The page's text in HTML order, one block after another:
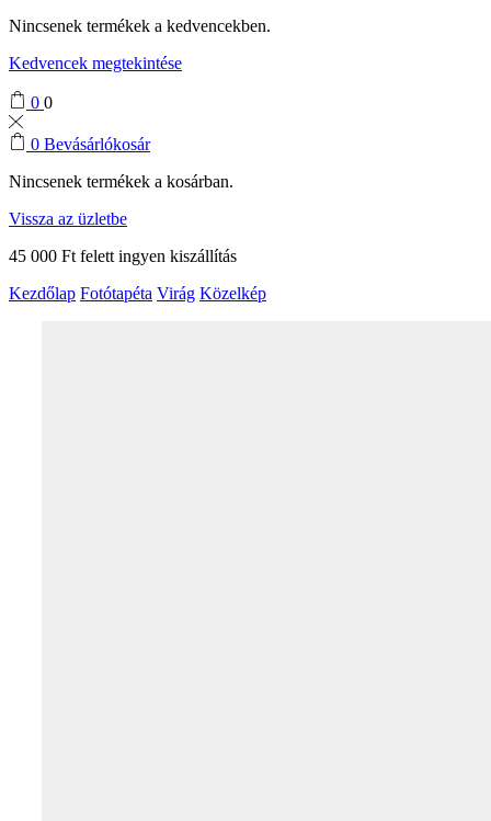
Nincsenek termékek a kedvencekben.
Kedvencek megtekintése
0 0
0 Bevásárlókosár
Nincsenek termékek a kosárban.
Vissza az üzletbe
45 000 Ft felett ingyen kiszállítás
Kezdőlap Fotótapéta Virág Közelkép